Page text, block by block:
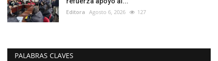
Editora Agosto 6, 2026 127
PALABRAS CLAVES